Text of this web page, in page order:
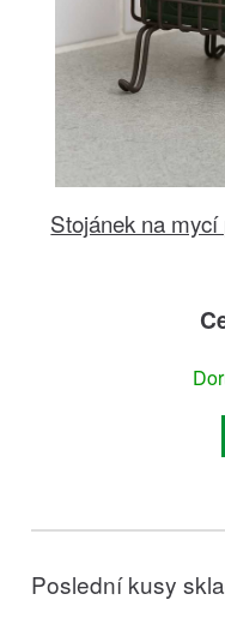
Stojánek na
Poslední kusy